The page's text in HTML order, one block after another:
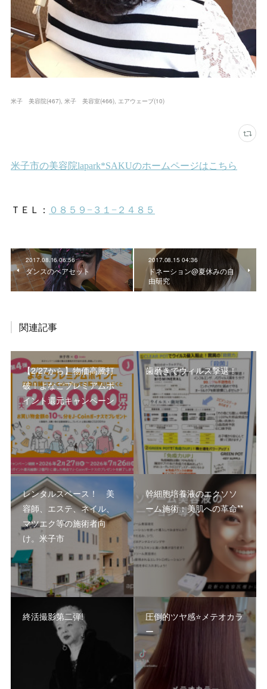
米子 美容院(467) 米子 美容室(466) エアウェーブ(10)
2017.08.16 06:56
ダンスのヘアセット
2017.08.15 04:36
ドネーション@夏休みの自
由研究
関連記事
【2/27から】物価高騰打
破！よなごプレミアムポ
イント還元キャンペーン
歯磨きでウィルス撃退！
レンタルスペース！ 美
容師、エステ、ネイル、
マツエク等の施術者向
け。米子市
幹細胞培養液のエクソソ
ーム施術：美肌への革命**
終活撮影第二弾!
圧倒的ツヤ感⭐️メテオカラ
ー